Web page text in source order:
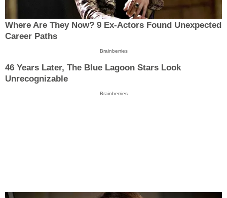
Where Are They Now? 9 Ex-Actors Found Unexpected
Career Paths
Brainberries
46 Years Later, The Blue Lagoon Stars Look
Unrecognizable
Brainberries